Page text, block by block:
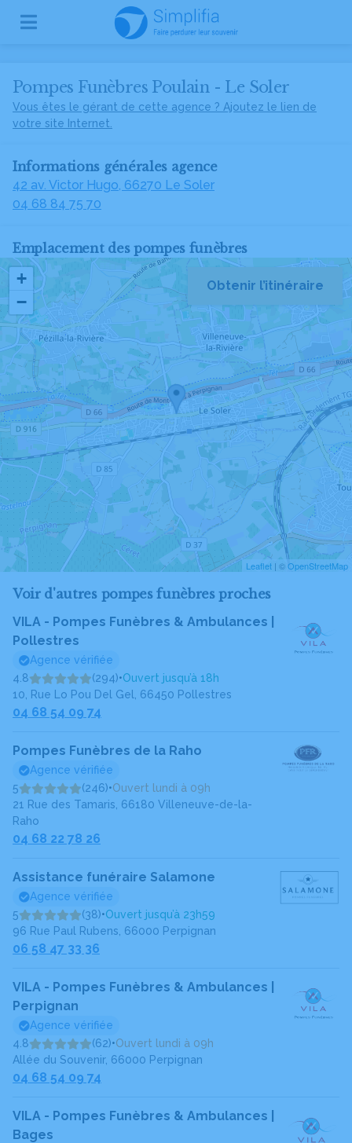
Pompes Funèbres Poulain - Le Soler
Vous êtes le gérant de cette agence ? Ajoutez le lien de
votre site Internet.
Informations générales agence
42 av. Victor Hugo, 66270 Le Soler
04 68 84 75 70
Emplacement des pompes funèbres
+
−
Leaflet | ©OpenStreetMap
Obtenir l’itinéraire
Voir d'autres pompes funèbres proches
VILA - Pompes Funèbres & Ambulances |
Pollestres
Agence vérifiée
4.8
(294)•Ouvert jusqu’à 18h
10, Rue Lo Pou Del Gel, 66450 Pollestres
04 68 54 09 74
Pompes Funèbres de la Raho
Agence vérifiée
5
(246)•Ouvert lundi à 09h
21 Rue des Tamaris, 66180 Villeneuve-de-la-
Raho
04 68 22 78 26
Assistance funéraire Salamone
Agence vérifiée
5
(38)•Ouvert jusqu’à 23h59
96 Rue Paul Rubens, 66000 Perpignan
06 58 47 33 36
VILA - Pompes Funèbres & Ambulances |
Perpignan
Agence vérifiée
4.8
(62)•Ouvert lundi à 09h
Allée du Souvenir, 66000 Perpignan
04 68 54 09 74
VILA - Pompes Funèbres & Ambulances |
Bages